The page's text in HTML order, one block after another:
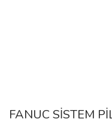
FANUC SİSTEM